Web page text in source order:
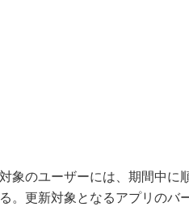
象のユーザーには、期間中に
。更新対象となるアプリのバ